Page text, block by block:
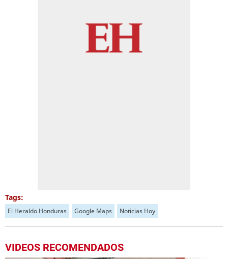
Tags:
El Heraldo Honduras Google Maps Noticias Hoy
VIDEOS RECOMENDADOS